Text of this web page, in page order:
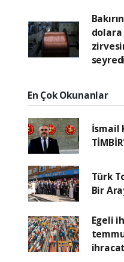
En Çok Okunanlar
İsmail
Türk
Bir
Egeli